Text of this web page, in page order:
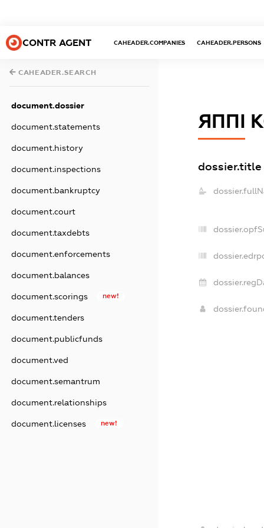
CONTR AGENT CAHEADER.COMPANIES CAHEADER.PERSONS
CAHEADER.SEARCH
document.dossier
document.statements
document.history
document.inspections
document.bankruptcy
document.court
document.taxdebts
document.enforcements
document.balances
document.scorings new!
document.tenders
document.publicfunds
document.ved
document.semantrum
document.relationships
document.licenses new!
ЯППІ
dossier.title